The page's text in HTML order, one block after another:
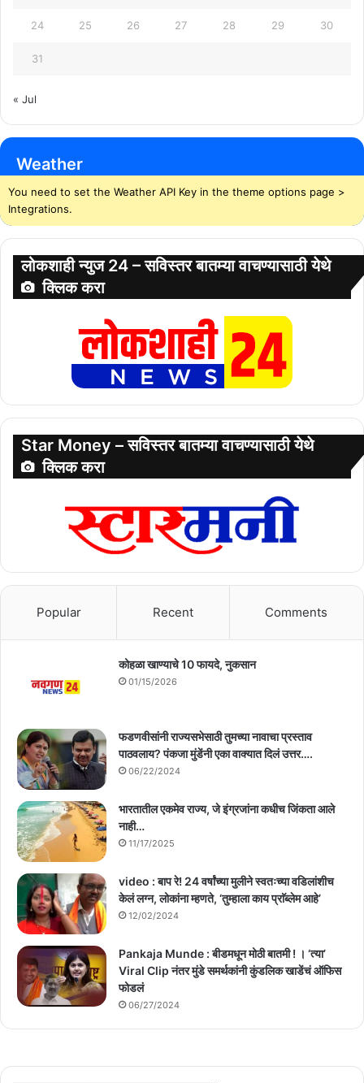
24 25 26 27 28 29 30
31
« Jul
Weather
You need to set the Weather API Key in the theme options page >
Integrations.
लोकशाही न्युज 24 – सविस्तर बातम्या वाचण्यासाठी येथे
क्लिक करा
Star Money – सविस्तर बातम्या वाचण्यासाठी येथे
क्लिक करा
Popular Recent Comments
कोहळा खाण्याचे 10 फायदे, नुकसान
01/15/2026
फडणवीसांनी राज्यसभेसाठी तुमच्या नावाचा प्रस्ताव
पाठवलाय? पंकजा मुंडेंनी एका वाक्यात दिलं उत्तर….
06/22/2024
भारतातील एकमेव राज्य, जे इंग्रजांना कधीच जिंकता आले
नाही…
11/17/2025
video : बाप रे! 24 वर्षांच्या मुलीने स्वतःच्या वडिलांशीच
केलं लग्न, लोकांना म्हणते, ‘तुम्हाला काय प्राॅब्लेम आहे’
12/02/2024
Pankaja Munde : बीडमधून मोठी बातमी ! । ‘त्या’
Viral Clip नंतर मुंडे समर्थकांनी कुंडलिक खाडेंचं ऑफिस
फोडलं
06/27/2024